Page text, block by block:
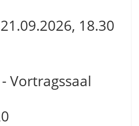
21.09.2026, 18.30
Vortragssaal